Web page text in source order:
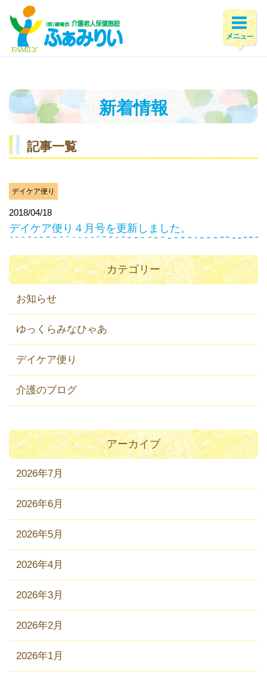
新着情報
記事一覧
デイケア便り
2018/04/18
デイケア便り４月号を更新しました。
カテゴリー
お知らせ
ゆっくらみなひゃあ
デイケア便り
介護のブログ
アーカイブ
2026年7月
2026年6月
2026年5月
2026年4月
2026年3月
2026年2月
2026年1月